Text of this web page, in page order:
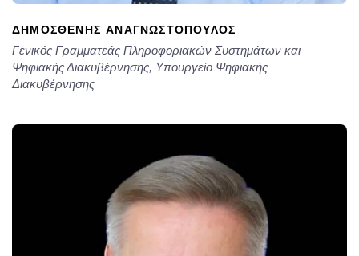
ΔΗΜΟΣΘΈΝΗΣ ΑΝΑΓΝΩΣΤΌΠΟΥΛΟΣ
Γενικός Γραμματεάς Πληροφοριακών Συστημάτων και
Ψηφιακής Διακυβέρνησης, Υπουργείο Ψηφιακής
Διακυβέρνησης